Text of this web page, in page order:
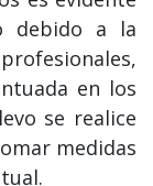
debido a la
en los
se realice
medidas